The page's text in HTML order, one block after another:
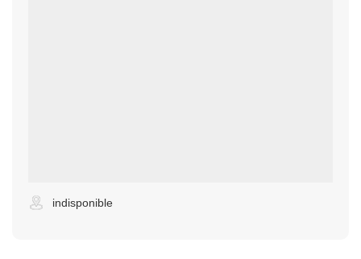
indisponible